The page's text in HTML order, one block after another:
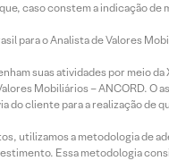
caso constem a indicação de
para o Analista de Valores
suas atividades por meio da
Mobiliários – ANCORD. O
cliente para a realização de
utilizamos a metodologia de
Essa metodologia